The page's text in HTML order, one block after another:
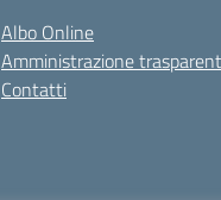
Albo Online
Amministrazione
Contatti